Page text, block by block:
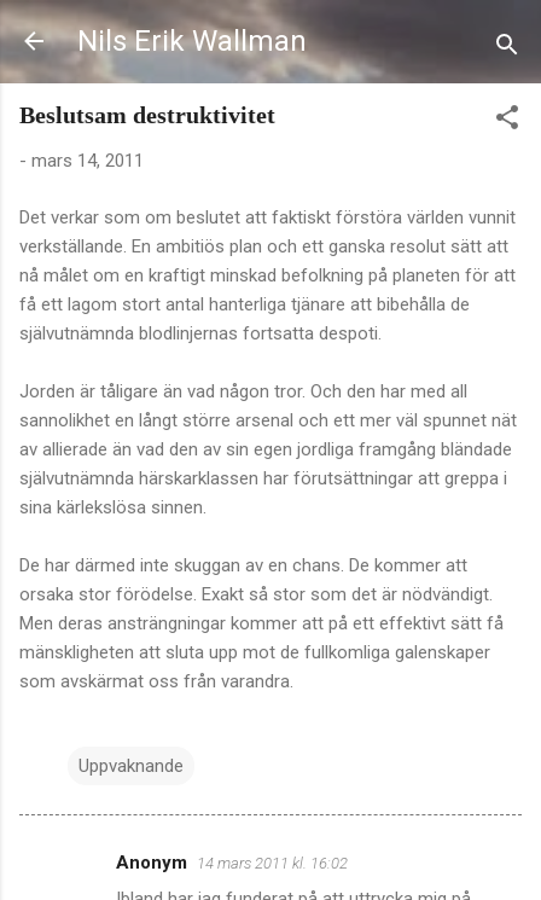
Fortsätt till huvudinnehåll
Nils Erik Wallman
Beslutsam destruktivitet
- mars 14, 2011
Det verkar som om beslutet att faktiskt förstöra världen vunnit
verkställande. En ambitiös plan och ett ganska resolut sätt att
nå målet om en kraftigt minskad befolkning på planeten för att
få ett lagom stort antal hanterliga tjänare att bibehålla de
självutnämnda blodlinjernas fortsatta despoti.
Jorden är tåligare än vad någon tror. Och den har med all
sannolikhet en långt större arsenal och ett mer väl spunnet nät
av allierade än vad den av sin egen jordliga framgång bländade
självutnämnda härskarklassen har förutsättningar att greppa i
sina kärlekslösa sinnen.
De har därmed inte skuggan av en chans. De kommer att
orsaka stor förödelse. Exakt så stor som det är nödvändigt.
Men deras ansträngningar kommer att på ett effektivt sätt få
mänskligheten att sluta upp mot de fullkomliga galenskaper
som avskärmat oss från varandra.
Uppvaknande
Anonym 14 mars 2011 kl. 16:02